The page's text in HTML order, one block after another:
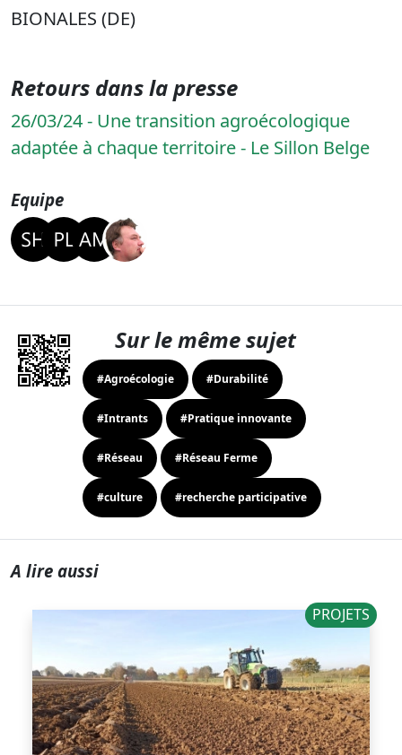
BIONALES (DE)
Retours dans la presse
26/03/24 - Une transition agroécologique
adaptée à chaque territoire - Le Sillon Belge
Equipe
Sur le même sujet
#Agroécologie #Durabilité
#Intrants #Pratique innovante
#Réseau #Réseau Ferme
#culture #recherche participative
A lire aussi
PROJETS